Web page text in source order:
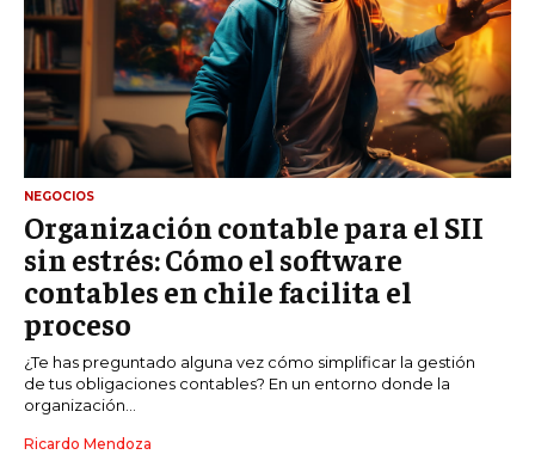
NEGOCIOS
Organización contable para el SII
sin estrés: Cómo el software
contables en chile facilita el
proceso
¿Te has preguntado alguna vez cómo simplificar la gestión
de tus obligaciones contables? En un entorno donde la
organización...
Ricardo Mendoza